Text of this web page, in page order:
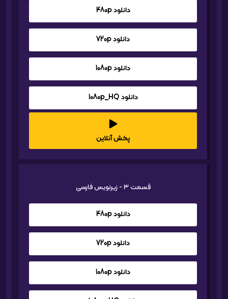
دانلود 480p
دانلود 720p
دانلود 1080p
دانلود 1080p_HQ
پخش آنلاین
قسمت 3 - زیرنویس فارسی
دانلود 480p
دانلود 720p
دانلود 1080p